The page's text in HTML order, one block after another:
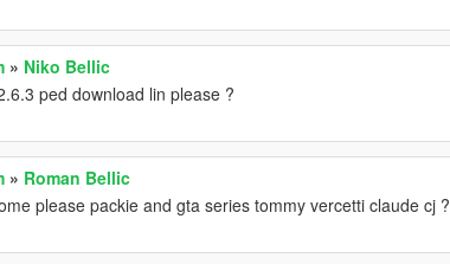
» Niko Bellic
ped download lin please ?
» Roman Bellic
please packie and gta series tommy vercetti claude cj ?